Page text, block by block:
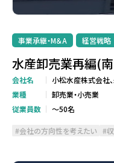
事業承継・M＆A 経営戦略
水産卸売業再編(
会社名
小松水産株式会社
業種
卸売業・小売業
従業員数
～50名
会社の方向性を考えたい